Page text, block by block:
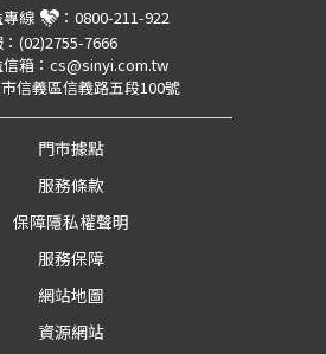
線 ： 0800-211-922
(02)2755-7666
箱： cs@sinyi.com.tw
信義區信義路五段100號
門市據點
服務條款
保障隱私權聲明
服務保障
網站地圖
資源網站